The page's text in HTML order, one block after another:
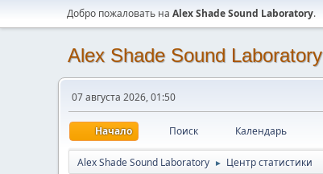
Добро пожаловать на Alex Shade Sound Laboratory.
Alex Shade Sound Laboratory
07 августа 2026, 01:50
Начало Поиск Календарь
Alex Shade Sound Laboratory ► Центр статистики